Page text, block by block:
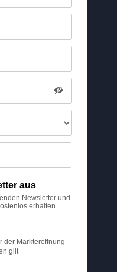
aus
Newsletter und
erhalten
der Markteröffnung
gilt